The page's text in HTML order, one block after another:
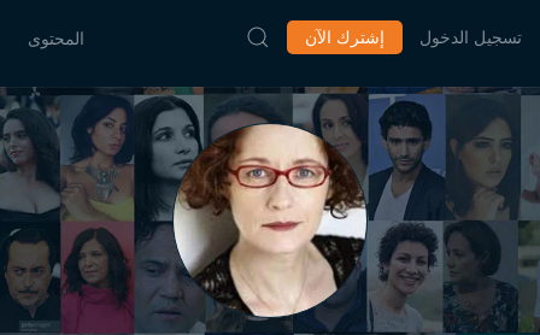
المحتوى إشترك الآن تسجيل الدخول